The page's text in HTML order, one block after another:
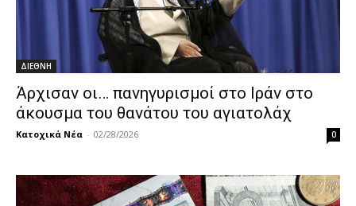
ΔΙΕΘΝΗ
Άρχισαν οι… πανηγυρισμοί στο Ιράν στο
άκουσμα του θανάτου του αγιατολάχ
Κατοχικά Νέα - 02/28/2026 0